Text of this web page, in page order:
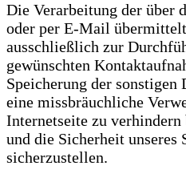
Die Verarbeitung der über
oder per E-Mail
ausschließlich zur
gewünschten
Speicherung der sonstigen
eine missbräuchliche
Internetseite zu verhindern
und die Sicherheit unseres
sicherzustellen.